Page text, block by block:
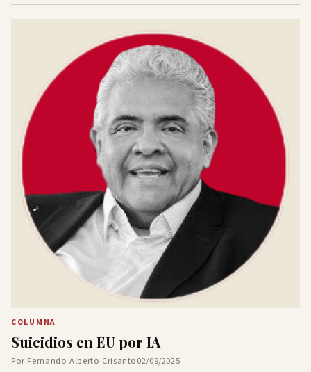
COLUMNA
Suicidios en EU por IA
Por Fernando Alberto Crisanto02/09/2025